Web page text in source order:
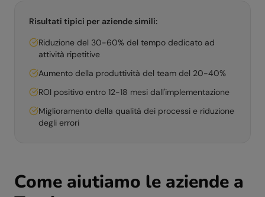
Risultati tipici per aziende simili:
Riduzione del 30-60% del tempo dedicato ad
attività ripetitive
Aumento della produttività del team del 20-40%
ROI positivo entro 12-18 mesi dall'implementazione
Miglioramento della qualità dei processi e riduzione
degli errori
Come aiutiamo le aziende a